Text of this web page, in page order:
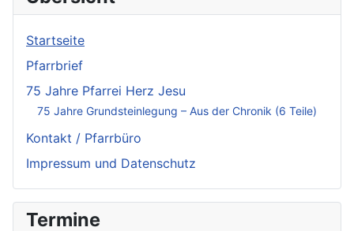
Startseite
Pfarrbrief
75 Jahre Pfarrei Herz Jesu
75 Jahre Grundsteinlegung – Aus der Chronik (6 Teile)
Kontakt / Pfarrbüro
Impressum und Datenschutz
Termine